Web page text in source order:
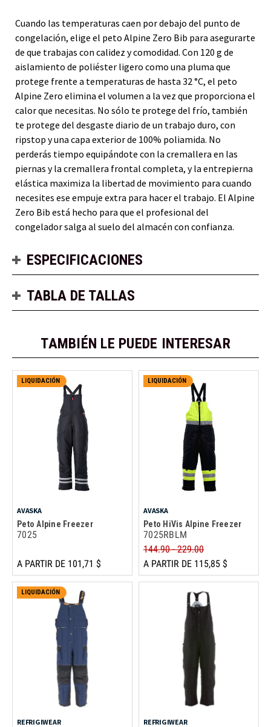
Cuando las temperaturas caen por debajo del punto de
congelación, elige el peto Alpine Zero Bib para asegurarte
de que trabajas con calidez y comodidad. Con 120 g de
aislamiento de poliéster ligero como una pluma que
protege frente a temperaturas de hasta 32 °C, el peto
Alpine Zero elimina el volumen a la vez que proporciona el
calor que necesitas. No sólo te protege del frío, también
te protege del desgaste diario de un trabajo duro, con
ripstop y una capa exterior de 100% poliamida. No
perderás tiempo equipándote con la cremallera en las
piernas y la cremallera frontal completa, y la entrepierna
elástica maximiza la libertad de movimiento para cuando
necesites ese empuje extra para hacer el trabajo. El Alpine
Zero Bib está hecho para que el profesional del
congelador salga al suelo del almacén con confianza.
ESPECIFICACIONES
TABLA DE TALLAS
TAMBIÉN LE PUEDE INTERESAR
LIQUIDACIÓN
AVASKA
Peto Alpine Freezer
7025
A PARTIR DE 101,71 $
LIQUIDACIÓN
AVASKA
Peto HiVis Alpine Freezer
7025RBLM
144.90 - 229.00
A PARTIR DE 115,85 $
LIQUIDACIÓN
REFRIGIWEAR REFRIGIWEAR